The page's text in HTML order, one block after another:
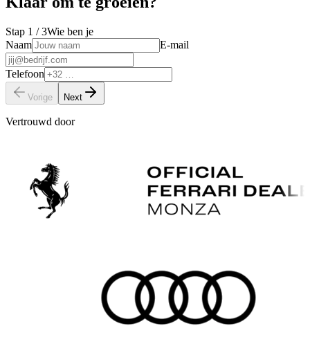
Stap 1 / 3Wie ben je
Naam
E-mail
Telefoon
Vorige Next
Vertrouwd door